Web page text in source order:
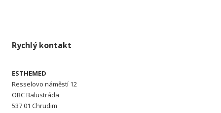
Rychlý kontakt
ESTHEMED
Resselovo náměstí 12
OBC Balustráda
537 01 Chrudim